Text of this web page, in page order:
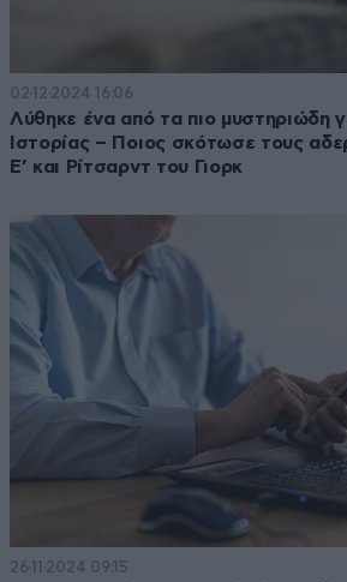
02·12·2024 16:06
Λύθηκε ένα από τα πιο μυστηριώδη
Ιστορίας – Ποιος σκότωσε τους
Ε’ και Ρίτσαρντ του Γιορκ
26·11·2024 09:15